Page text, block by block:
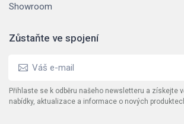
Showroom
Zůstaňte ve spojení
Přihlaste se k odběru našeho newsletteru a získejte
nabídky, aktualizace a informace o nových